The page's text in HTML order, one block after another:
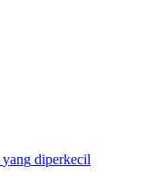
yang diperkecil